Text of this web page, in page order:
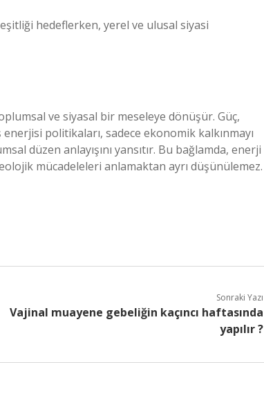
hedeflerken, yerel ve ulusal siyasi
ve siyasal bir meseleye dönüşür. Güç,
politikaları, sadece ekonomik kalkınmayı
düzen anlayışını yansıtır. Bu bağlamda, enerji
mücadeleleri anlamaktan ayrı düşünülemez.
Sonraki Yazı
Vajinal muayene gebeliğin kaçıncı haftasında
yapılır ?